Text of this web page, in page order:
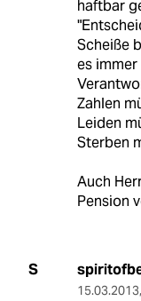
haftbar
Scheiße
es
Zahlen
Leiden
Sterben
Auch
Pension
S
15.03.2013,